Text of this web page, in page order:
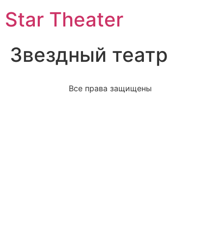
Star Theater
Звездный театр
Все права защищены